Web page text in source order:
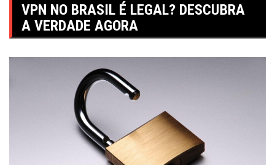
VPN NO BRASIL É LEGAL? DESCUBRA
A VERDADE AGORA